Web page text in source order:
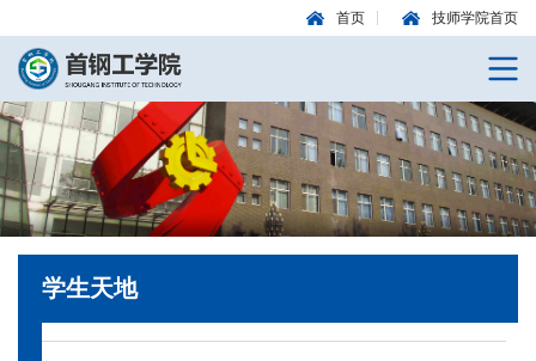
首页 技师学院首页
学生天地